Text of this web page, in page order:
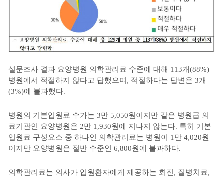
설문조사 결과 요양병원 의학관리료 수준에 대해 113개(88%)
병원에서 적절하지 않다고 답했으며, 적절하다는 답변은 3개
(3%)에 불과했다.
병원의 기본입원료 수가는 3만 5,050원이지만 같은 병원급 의
료기관인 요양병원은 2만 1,930원에 지나지 않는다. 특히 기본
입원료 구성요소 중 하나인 의학관리료는 병원이 1만 4,020원
이지만 요양병원은 절반 수준인 6,800원에 불과하다.
의학관리료는 의사가 입원환자에게 제공하는 회진, 질병치료,